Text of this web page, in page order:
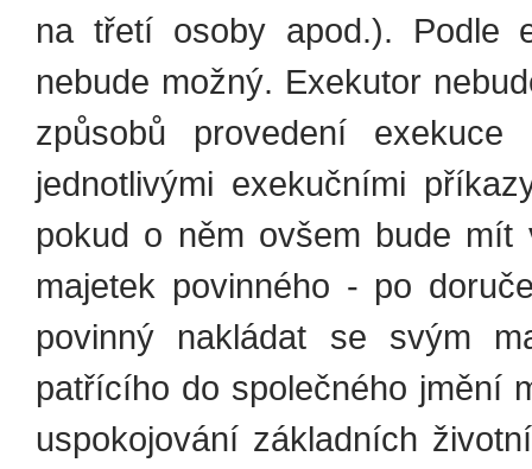
na třetí osoby apod.). Podle
nebude možný. Exekutor
způsobů provedení
jednotlivými exekučními
pokud o něm ovšem bude mít
majetek povinného - po
povinný nakládat se svým
patřícího do společného jmění
uspokojování základních